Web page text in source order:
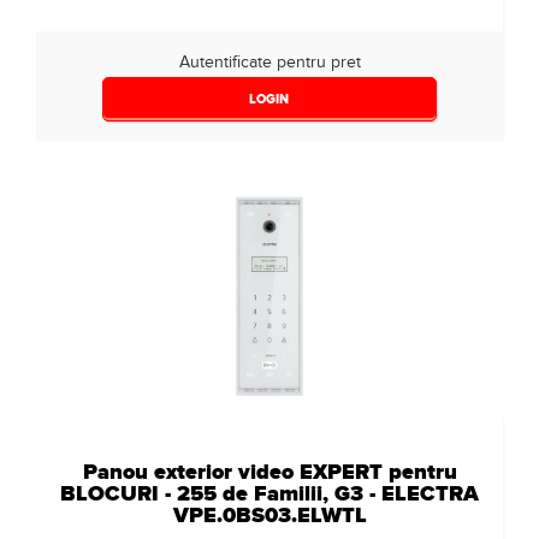
Autentificate pentru pret
LOGIN
Panou exterior video EXPERT pentru
BLOCURI - 255 de Familii, G3 - ELECTRA
VPE.0BS03.ELWTL